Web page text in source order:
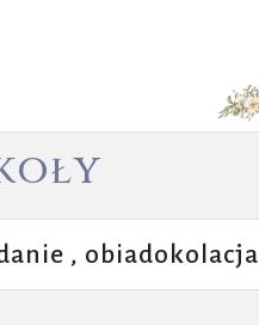
, obiadokolacja